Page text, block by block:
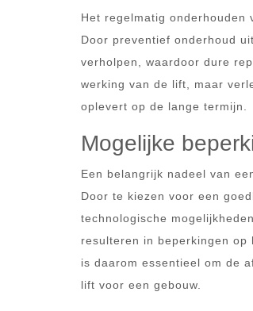
Het regelmatig onderhouden
Door preventief onderhoud
verholpen, waardoor dure
werking van de lift, maar
oplevert op de lange termijn.
Mogelijke
Een belangrijk nadeel van
Door te kiezen voor een
technologische
resulteren in beperkingen
is daarom essentieel om de
lift voor een gebouw.